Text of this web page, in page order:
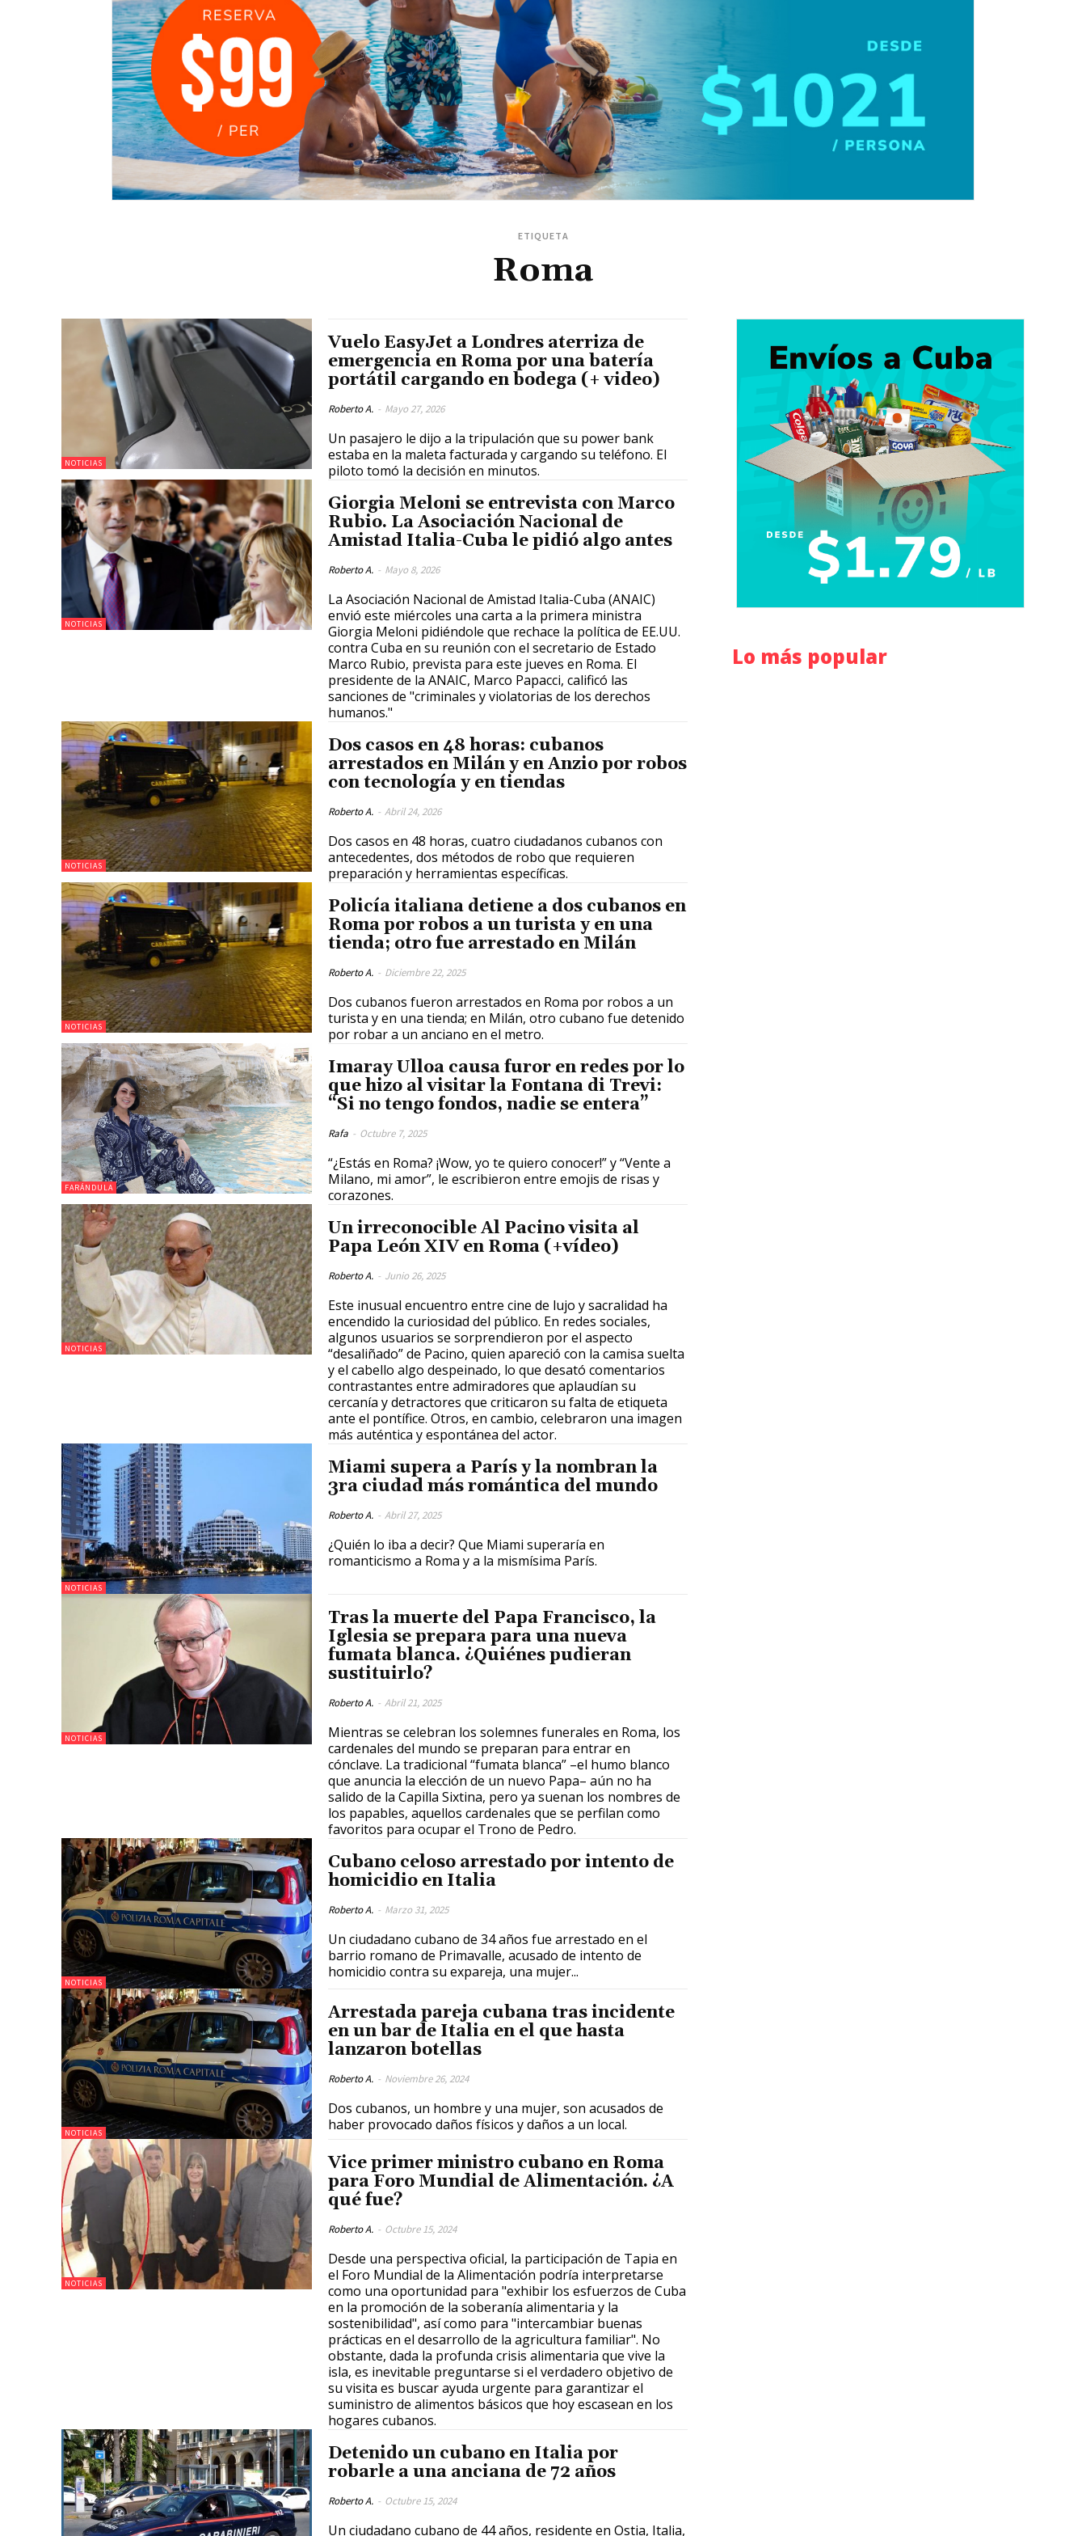
ETIQUETA
Roma
NOTICIAS
Vuelo EasyJet a Londres aterriza de
emergencia en Roma por una batería
portátil cargando en bodega (+ video)
Roberto A. - Mayo 27, 2026
Un pasajero le dijo a la tripulación que su power bank
estaba en la maleta facturada y cargando su teléfono. El
piloto tomó la decisión en minutos.
NOTICIAS
Giorgia Meloni se entrevista con Marco
Rubio. La Asociación Nacional de
Amistad Italia-Cuba le pidió algo antes
Roberto A. - Mayo 8, 2026
La Asociación Nacional de Amistad Italia-Cuba (ANAIC)
envió este miércoles una carta a la primera ministra
Giorgia Meloni pidiéndole que rechace la política de EE.UU.
contra Cuba en su reunión con el secretario de Estado
Marco Rubio, prevista para este jueves en Roma. El
presidente de la ANAIC, Marco Papacci, calificó las
sanciones de "criminales y violatorias de los derechos
humanos."
NOTICIAS
Dos casos en 48 horas: cubanos
arrestados en Milán y en Anzio por robos
con tecnología y en tiendas
Roberto A. - Abril 24, 2026
Dos casos en 48 horas, cuatro ciudadanos cubanos con
antecedentes, dos métodos de robo que requieren
preparación y herramientas específicas.
NOTICIAS
Policía italiana detiene a dos cubanos en
Roma por robos a un turista y en una
tienda; otro fue arrestado en Milán
Roberto A. - Diciembre 22, 2025
Dos cubanos fueron arrestados en Roma por robos a un
turista y en una tienda; en Milán, otro cubano fue detenido
por robar a un anciano en el metro.
FARÁNDULA
Imaray Ulloa causa furor en redes por lo
que hizo al visitar la Fontana di Trevi:
“Si no tengo fondos, nadie se entera”
Rafa - Octubre 7, 2025
“¿Estás en Roma? ¡Wow, yo te quiero conocer!” y “Vente a
Milano, mi amor”, le escribieron entre emojis de risas y
corazones.
NOTICIAS
Un irreconocible Al Pacino visita al
Papa León XIV en Roma (+vídeo)
Roberto A. - Junio 26, 2025
Este inusual encuentro entre cine de lujo y sacralidad ha
encendido la curiosidad del público. En redes sociales,
algunos usuarios se sorprendieron por el aspecto
“desaliñado” de Pacino, quien apareció con la camisa suelta
y el cabello algo despeinado, lo que desató comentarios
contrastantes entre admiradores que aplaudían su
cercanía y detractores que criticaron su falta de etiqueta
ante el pontífice. Otros, en cambio, celebraron una imagen
más auténtica y espontánea del actor.
NOTICIAS
Miami supera a París y la nombran la
3ra ciudad más romántica del mundo
Roberto A. - Abril 27, 2025
¿Quién lo iba a decir? Que Miami superaría en
romanticismo a Roma y a la mismísima París.
NOTICIAS
Tras la muerte del Papa Francisco, la
Iglesia se prepara para una nueva
fumata blanca. ¿Quiénes pudieran
sustituirlo?
Roberto A. - Abril 21, 2025
Mientras se celebran los solemnes funerales en Roma, los
cardenales del mundo se preparan para entrar en
cónclave. La tradicional “fumata blanca” –el humo blanco
que anuncia la elección de un nuevo Papa– aún no ha
salido de la Capilla Sixtina, pero ya suenan los nombres de
los papables, aquellos cardenales que se perfilan como
favoritos para ocupar el Trono de Pedro.
NOTICIAS
Cubano celoso arrestado por intento de
homicidio en Italia
Roberto A. - Marzo 31, 2025
Un ciudadano cubano de 34 años fue arrestado en el
barrio romano de Primavalle, acusado de intento de
homicidio contra su expareja, una mujer...
NOTICIAS
Arrestada pareja cubana tras incidente
en un bar de Italia en el que hasta
lanzaron botellas
Roberto A. - Noviembre 26, 2024
Dos cubanos, un hombre y una mujer, son acusados de
haber provocado daños físicos y daños a un local.
NOTICIAS
Vice primer ministro cubano en Roma
para Foro Mundial de Alimentación. ¿A
qué fue?
Roberto A. - Octubre 15, 2024
Desde una perspectiva oficial, la participación de Tapia en
el Foro Mundial de la Alimentación podría interpretarse
como una oportunidad para "exhibir los esfuerzos de Cuba
en la promoción de la soberanía alimentaria y la
sostenibilidad", así como para "intercambiar buenas
prácticas en el desarrollo de la agricultura familiar". No
obstante, dada la profunda crisis alimentaria que vive la
isla, es inevitable preguntarse si el verdadero objetivo de
su visita es buscar ayuda urgente para garantizar el
suministro de alimentos básicos que hoy escasean en los
hogares cubanos.
Detenido un cubano en Italia por
robarle a una anciana de 72 años
Roberto A. - Octubre 15, 2024
Un ciudadano cubano de 44 años, residente en Ostia, Italia,
Lo más popular